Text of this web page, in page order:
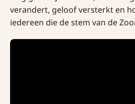
verandert, geloof versterkt en
iedereen die de stem van de